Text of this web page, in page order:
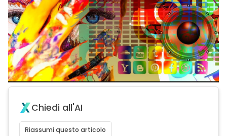
Chiedi all'AI
Riassumi questo articolo